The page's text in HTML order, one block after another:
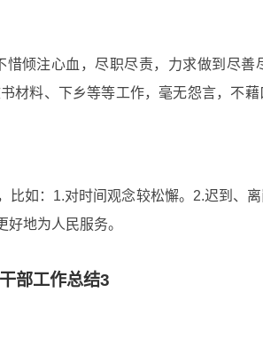
倾注心血，尽职尽责，力求做到尽
材料、下乡等等工作，毫无怨言，不
如：1.对时间观念较松懈。2.迟到、
地为人民服务。
部工作总结3